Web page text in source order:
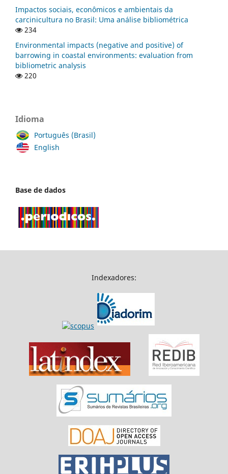
Impactos sociais, econômicos e ambientais da
carcinicultura no Brasil: Uma análise bibliométrica
234
Environmental impacts (negative and positive) of
barrowing in coastal environments: evaluation from
bibliometric analysis
220
Idioma
Português (Brasil)
English
Base de dados
Indexadores: